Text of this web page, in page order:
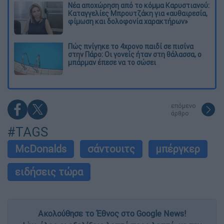
Νέα αποχώρηση από το κόμμα Καρυστιανού:
Καταγγελίες Μπρουτζάκη για «αυθαιρεσία,
φίμωση και δολοφονία χαρακτήρων»
Πώς πνίγηκε το 4χρονο παιδί σε πισίνα
στην Πάρο: Οι γονείς ήταν στη θάλασσα, ο
μπάρμαν έπεσε να το σώσει
επόμενο
άρθρο
#TAGS
McDonalds σάντουιτς
μπέργκερ
ειδήσεις τώρα
Ακολούθησε το Έθνος στο Google News!